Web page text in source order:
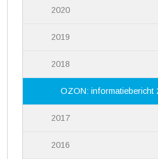
2020
2019
2018
OZON: informatiebericht
2017
2016